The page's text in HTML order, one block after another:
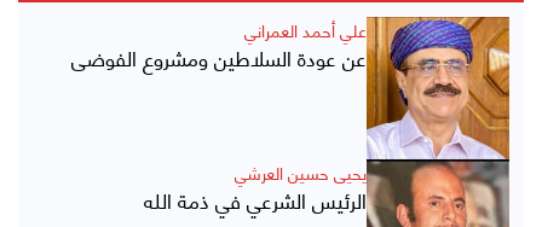
علي أحمد العمراني
عن عودة السلاطين ومشروع الفوضى
يحيى حسين العرشي
الرئيس الشرعي في ذمة الله